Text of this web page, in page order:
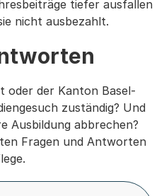
tiefer ausfallen
nicht ausbezahlt.
oder der Kanton Basel-
zuständig? Und
Ausbildung abbrechen?
Fragen und Antworten